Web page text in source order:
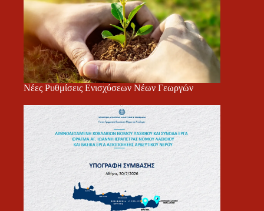
Νέες Ρυθμίσεις Ενισχύσεων Νέων Γεωργών